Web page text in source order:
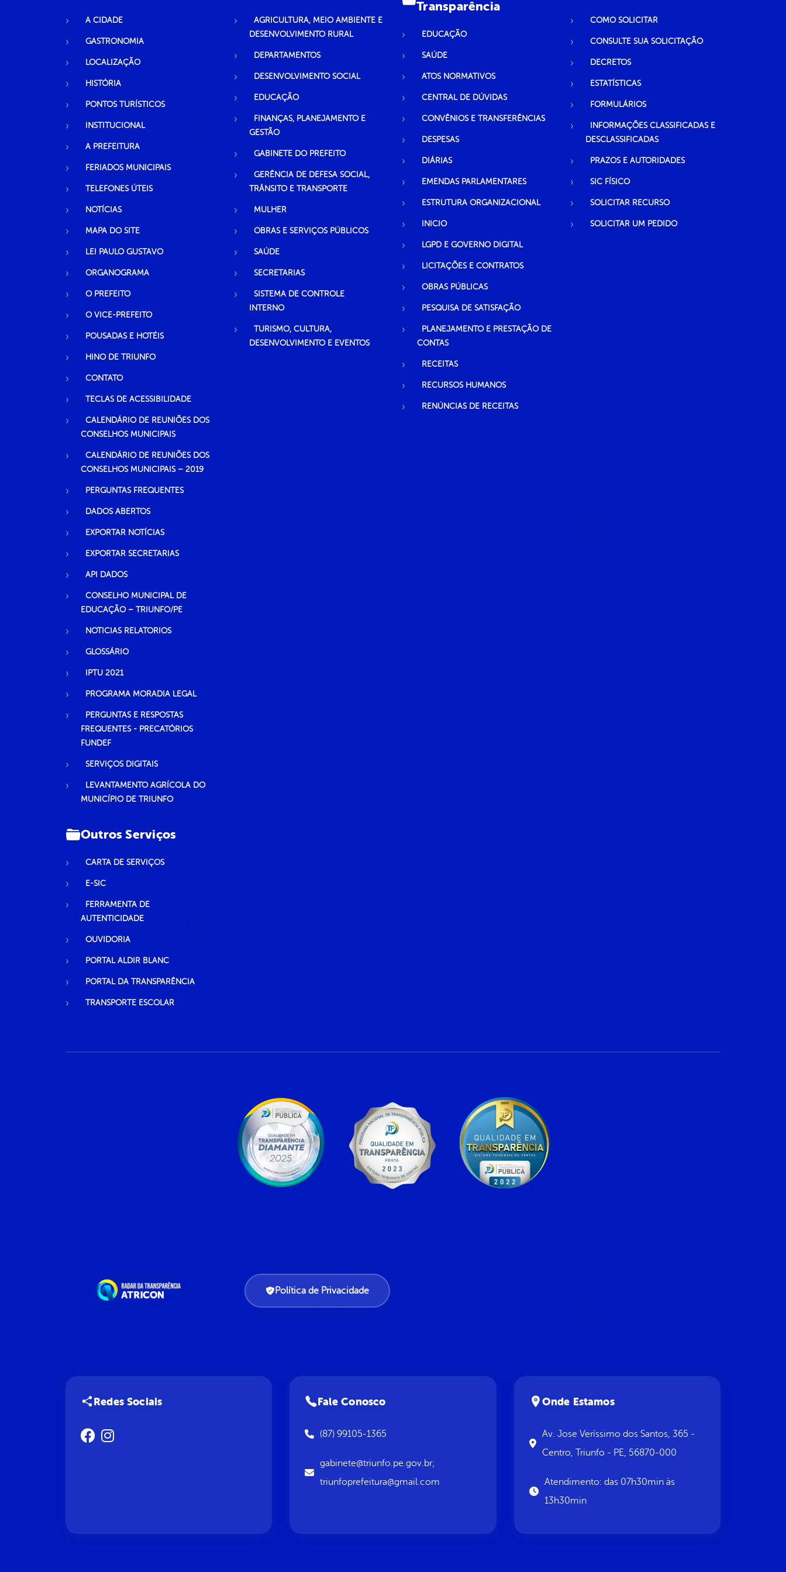
A CIDADE
GASTRONOMIA
LOCALIZAÇÃO
HISTÓRIA
PONTOS TURÍSTICOS
INSTITUCIONAL
A PREFEITURA
FERIADOS MUNICIPAIS
TELEFONES ÚTEIS
NOTÍCIAS
MAPA DO SITE
LEI PAULO GUSTAVO
ORGANOGRAMA
O PREFEITO
O VICE-PREFEITO
POUSADAS E HOTÉIS
HINO DE TRIUNFO
CONTATO
TECLAS DE ACESSIBILIDADE
CALENDÁRIO DE REUNIÕES DOS
CONSELHOS MUNICIPAIS
CALENDÁRIO DE REUNIÕES DOS
CONSELHOS MUNICIPAIS – 2019
PERGUNTAS FREQUENTES
DADOS ABERTOS
EXPORTAR NOTÍCIAS
EXPORTAR SECRETARIAS
API DADOS
CONSELHO MUNICIPAL DE
EDUCAÇÃO – TRIUNFO/PE
NOTICIAS RELATORIOS
GLOSSÁRIO
IPTU 2021
PROGRAMA MORADIA LEGAL
PERGUNTAS E RESPOSTAS
FREQUENTES - PRECATÓRIOS
FUNDEF
SERVIÇOS DIGITAIS
LEVANTAMENTO AGRÍCOLA DO
MUNICÍPIO DE TRIUNFO
AGRICULTURA, MEIO AMBIENTE E
DESENVOLVIMENTO RURAL
DEPARTAMENTOS
DESENVOLVIMENTO SOCIAL
EDUCAÇÃO
FINANÇAS, PLANEJAMENTO E
GESTÃO
GABINETE DO PREFEITO
GERÊNCIA DE DEFESA SOCIAL,
TRÂNSITO E TRANSPORTE
MULHER
OBRAS E SERVIÇOS PÚBLICOS
SAÚDE
SECRETARIAS
SISTEMA DE CONTROLE
INTERNO
TURISMO, CULTURA,
DESENVOLVIMENTO E EVENTOS
Transparência
EDUCAÇÃO
SAÚDE
ATOS NORMATIVOS
CENTRAL DE DÚVIDAS
CONVÊNIOS E TRANSFERÊNCIAS
DESPESAS
DIÁRIAS
EMENDAS PARLAMENTARES
ESTRUTURA ORGANIZACIONAL
INICIO
LGPD E GOVERNO DIGITAL
LICITAÇÕES E CONTRATOS
OBRAS PÚBLICAS
PESQUISA DE SATISFAÇÃO
PLANEJAMENTO E PRESTAÇÃO DE
CONTAS
RECEITAS
RECURSOS HUMANOS
RENÚNCIAS DE RECEITAS
COMO SOLICITAR
CONSULTE SUA SOLICITAÇÃO
DECRETOS
ESTATÍSTICAS
FORMULÁRIOS
INFORMAÇÕES CLASSIFICADAS E
DESCLASSIFICADAS
PRAZOS E AUTORIDADES
SIC FÍSICO
SOLICITAR RECURSO
SOLICITAR UM PEDIDO
Outros Serviços
CARTA DE SERVIÇOS
E-SIC
FERRAMENTA DE
AUTENTICIDADE
OUVIDORIA
PORTAL ALDIR BLANC
PORTAL DA TRANSPARÊNCIA
TRANSPORTE ESCOLAR
Política de Privacidade
Redes Sociais Fale Conosco
(87) 99105-1365
gabinete@triunfo.pe.gov.br;
triunfoprefeitura@gmail.com
Onde Estamos
Av. Jose Veríssimo dos Santos, 365 -
Centro, Triunfo - PE, 56870-000
Atendimento: das 07h30min às
13h30min